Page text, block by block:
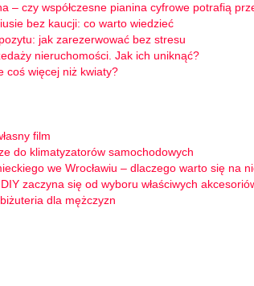
– czy współczesne pianina cyfrowe potrafią
bez kaucji: co warto wiedzieć
jak zarezerwować bez stresu
nieruchomości. Jak ich uniknąć?
coś więcej niż kwiaty?
film
do klimatyzatorów samochodowych
we Wrocławiu – dlaczego warto się na
zaczyna się od wyboru właściwych
dla mężczyzn